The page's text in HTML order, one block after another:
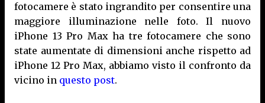
fotocamere è stato ingrandito per consentire una
maggiore illuminazione nelle foto. Il nuovo
iPhone 13 Pro Max ha tre fotocamere che sono
state aumentate di dimensioni anche rispetto ad
iPhone 12 Pro Max, abbiamo visto il confronto da
vicino in questo post.